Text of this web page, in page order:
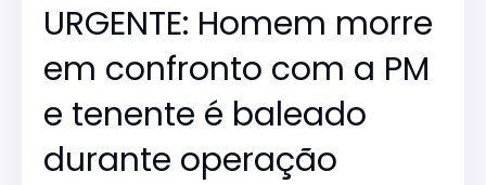
URGENTE: Homem morre
em confronto com a PM
e tenente é baleado
durante operação